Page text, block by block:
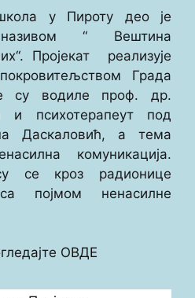
у Пироту део је
“ Вештина
Пројекат реализује
Града
су водиле проф. др.
и психотерапеут под
Даскаловић, а тема
комуникација.
се кроз радионице
појмом ненасилне
ОВДЕ